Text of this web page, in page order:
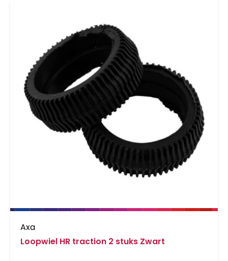
Axa
Loopwiel HR traction 2 stuks Zwart